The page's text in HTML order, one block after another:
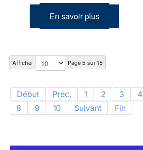
En savoir plus
Afficher Page 5 sur 15
Début Préc. 1 2 3 4
8
9 10 Suivant Fin